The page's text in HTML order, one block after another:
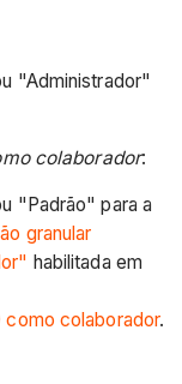
"Administrador"
colaborador:
"Padrão" para a
granular
habilitada em
como colaborador.